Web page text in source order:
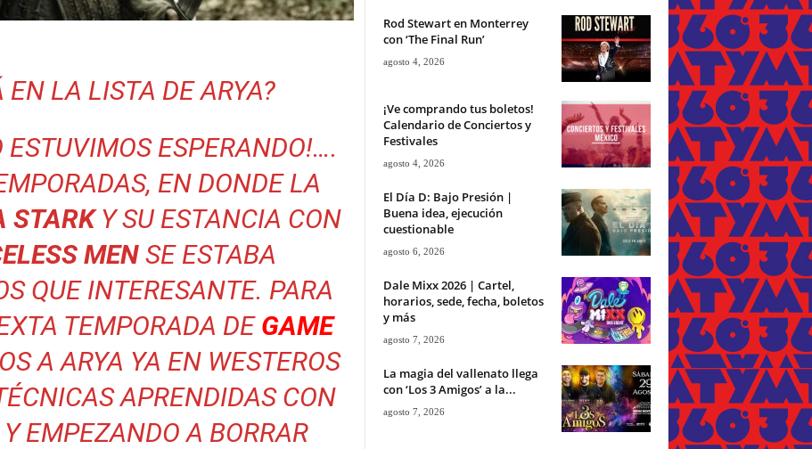
EN LA LISTA DE ARYA?
ESTUVIMOS ESPERANDO!….
EN DONDE LA
STARKY SU ESTANCIA CON
MENSE ESTABA
QUE INTERESANTE. PARA
TEMPORADA DE GAME
A ARYA YA EN WESTEROS
APRENDIDAS CON
EMPEZANDO A BORRAR
Rod Stewart en Monterrey
con ‘The Final Run’
agosto 4, 2026
¡Ve comprando tus boletos!
Calendario de Conciertos y
Festivales
agosto 4, 2026
El Día D: Bajo Presión |
Buena idea, ejecución
cuestionable
agosto 6, 2026
Dale Mixx 2026 | Cartel,
horarios, sede, fecha, boletos
y más
agosto 7, 2026
La magia del vallenato llega
con ‘Los 3 Amigos’ a la...
agosto 7, 2026